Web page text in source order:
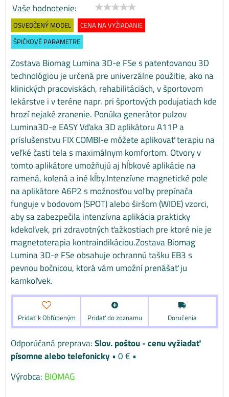
Vaše hodnotenie:
OSVEDČENÝ MODEL
CENA NA VYŽIADANIE
ŠPIČKOVÉ PARAMETRE
Zostava Biomag Lumina 3D-e FSe s patentovanou 3D
technológiou je určená pre univerzálne použitie, ako na
klinických pracoviskách, rehabilitáciách, v športovom
lekárstve i v teréne napr. pri športových podujatiach kde
hrozí nejaké zranenie. Ponúka generátor pulzov
Lumina3D-e EASY Vďaka 3D aplikátoru A11P a
príslušenstvu FIX COMBI-e môžete aplikovať terapiu na
veľké časti tela s maximálnym komfortom. Otvory v
tomto aplikátore umožňujú aj hĺbkové aplikácie na
ramená, kolená a iné kĺby.Intenzívne magnetické pole
na aplikátore A6P2 s možnosťou voľby prepínača
funguje v bodovom (SPOT) alebo širšom (WIDE) vzorci,
aby sa zabezpečila intenzívna aplikácia prakticky
kdekoľvek, pri zdravotných ťažkostiach pre ktoré nie je
magnetoterapia kontraindikáciou.Zostava Biomag
Lumina 3D-e FSe obsahuje ochrannú tašku EB3 s
pevnou bočnicou, ktorá vám umožní prenášať ju
kamkoľvek.
Pridať k Obľúbeným Pridať do zoznamu Doručenia
Slov. poštou - cenu vyžiadať
písomne alebo telefonicky •0 € •
Výrobca: BIOMAG